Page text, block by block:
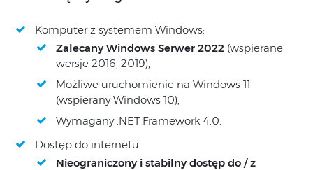
Komputer z systemem Windows:
Zalecany Windows Serwer 2022 (wspierane
wersje 2016, 2019),
Możliwe uruchomienie na Windows 11
(wspierany Windows 10),
Wymagany .NET Framework 4.0.
Dostęp do internetu
Nieograniczony i stabilny dostęp do / z